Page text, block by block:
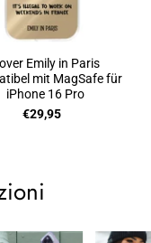
Emily in Paris
mit MagSafe für
iPhone 16 Pro
€29,95